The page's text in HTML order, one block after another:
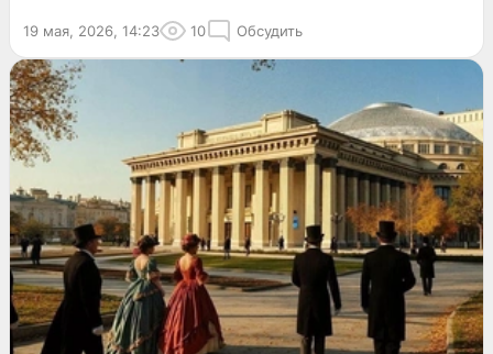
19 мая, 2026, 14:23 10 Обсудить